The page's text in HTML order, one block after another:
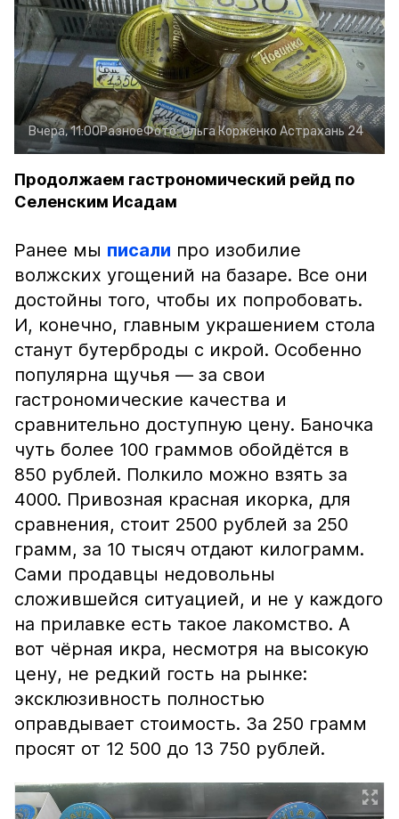
Вчера, 11:00РазноеФото:Ольга Корженко Астрахань 24
Продолжаем гастрономический рейд по
Селенским Исадам
Ранее мы писали про изобилие
волжских угощений на базаре. Все они
достойны того, чтобы их попробовать.
И, конечно, главным украшением стола
станут бутерброды с икрой. Особенно
популярна щучья — за свои
гастрономические качества и
сравнительно доступную цену. Баночка
чуть более 100 граммов обойдётся в
850 рублей. Полкило можно взять за
4000. Привозная красная икорка, для
сравнения, стоит 2500 рублей за 250
грамм, за 10 тысяч отдают килограмм.
Сами продавцы недовольны
сложившейся ситуацией, и не у каждого
на прилавке есть такое лакомство. А
вот чёрная икра, несмотря на высокую
цену, не редкий гость на рынке:
эксклюзивность полностью
оправдывает стоимость. За 250 грамм
просят от 12 500 до 13 750 рублей.